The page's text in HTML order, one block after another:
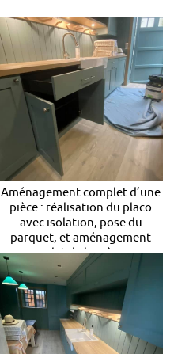
Aménagement complet d’une
pièce : réalisation du placo
avec isolation, pose du
parquet, et aménagement
complet de la pièce en
rangements